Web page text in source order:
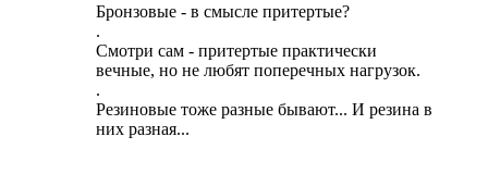
Бронзовые - в смысле притертые?
.
Смотри сам - притертые практически
вечные, но не любят поперечных нагрузок.
.
Резиновые тоже разные бывают... И резина в
них разная...